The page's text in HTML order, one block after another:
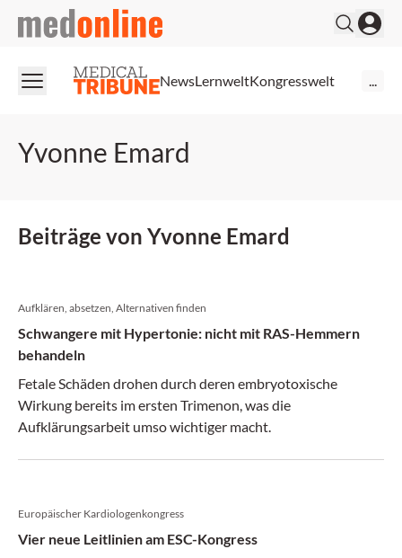
medonline
NewsLernweltKongresswelt
Yvonne Emard
Beiträge von Yvonne Emard
Aufklären, absetzen, Alternativen finden
Schwangere mit Hypertonie: nicht mit RAS-Hemmern
behandeln
Fetale Schäden drohen durch deren embryotoxische
Wirkung bereits im ersten Trimenon, was die
Aufklärungsarbeit umso wichtiger macht.
Europäischer Kardiologenkongress
Vier neue Leitlinien am ESC-Kongress